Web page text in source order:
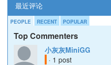
最近评论
PEOPLE RECENT POPULAR
Top Commenters
小灰灰MiniGG
· 1 post